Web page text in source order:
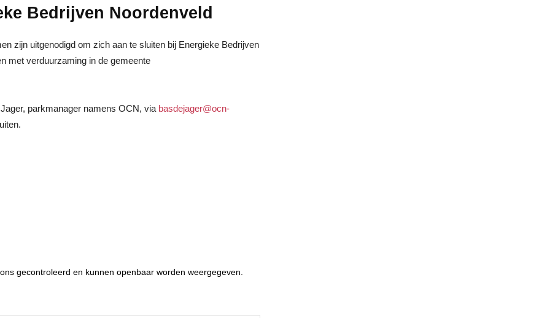
Bedrijven Noordenveld
zijn uitgenodigd om zich aan te sluiten bij Energieke Bedrijven
met verduurzaming in de gemeente
parkmanager namens OCN, via basdejager@ocn-
gecontroleerd en kunnen openbaar worden weergegeven.